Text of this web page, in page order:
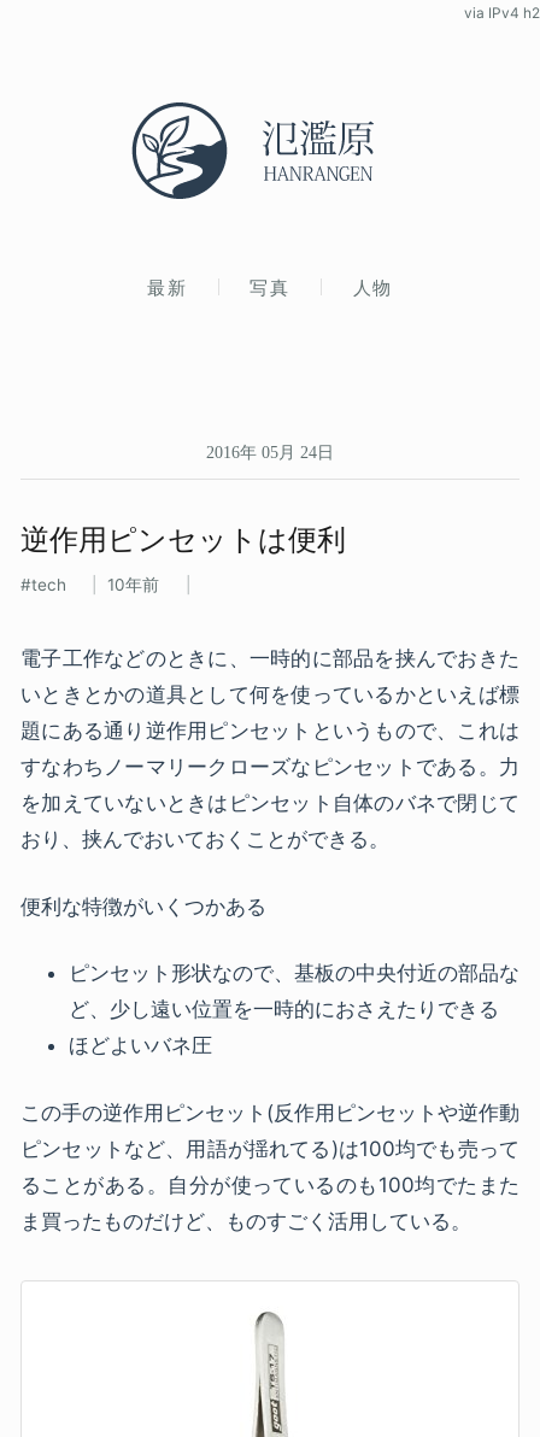
最新 写真 人物
via IPv4 h2
2016年 05月 24日
逆作用ピンセットは​便利
tech 10年前
電子工作などのときに、一時的に部品を挟んでおきた
いときとかの道具として何を使っているかといえば標
題にある通り逆作用ピンセットというもので、これは
すなわちノーマリークローズなピンセットである。力
を加えていないときはピンセット自体のバネで閉じて
おり、挟んでおいておくことができる。
便利な特徴がいくつかある
ピンセット形状なので、基板の中央付近の部品な
ど、少し遠い位置を一時的におさえたりできる
ほどよいバネ圧
この手の逆作用ピンセット(反作用ピンセットや逆作動
ピンセットなど、用語が揺れてる)は100均でも売って
ることがある。自分が使っているのも100均でたまた
ま買ったものだけど、ものすごく活用している。